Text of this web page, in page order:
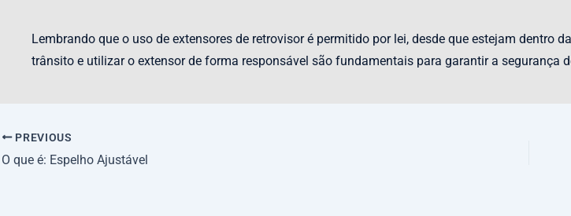
Lembrando que o uso de extensores de retrovisor é permitido por lei, desde que estejam dentro
trânsito e utilizar o extensor de forma responsável são fundamentais para garantir a segurança
PREVIOUS
O que é: Espelho Ajustável